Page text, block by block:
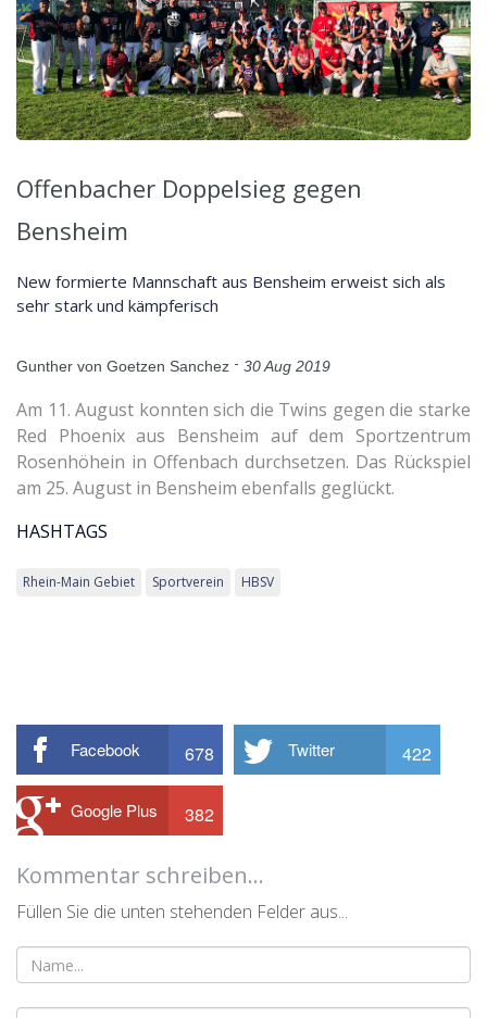
Offenbacher Doppelsieg gegen
Bensheim
New formierte Mannschaft aus Bensheim erweist sich als
sehr stark und kämpferisch
Gunther von Goetzen Sanchez - 30 Aug 2019
Am 11. August konnten sich die Twins gegen die starke
Red Phoenix aus Bensheim auf dem Sportzentrum
Rosenhöhein in Offenbach durchsetzen. Das Rückspiel
am 25. August in Bensheim ebenfalls geglückt.
HASHTAGS
Rhein-Main Gebiet Sportverein HBSV
Facebook 678 Twitter 422
Google Plus 382
Kommentar schreiben...
Füllen Sie die unten stehenden Felder aus...